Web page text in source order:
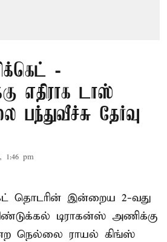
-
எதிராக டாஸ்
தேர்வு
1:46 pm
தொடரின் இன்றைய 2-வது
டிராகன்ஸ் அணிக்கு
நெல்லை ராயல் கிங்ஸ்